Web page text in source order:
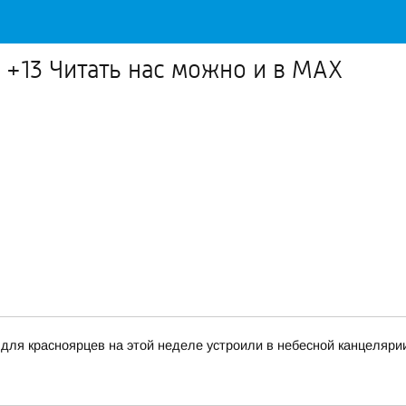
Читать нас можно и в MAX
на этой неделе устроили в небесной